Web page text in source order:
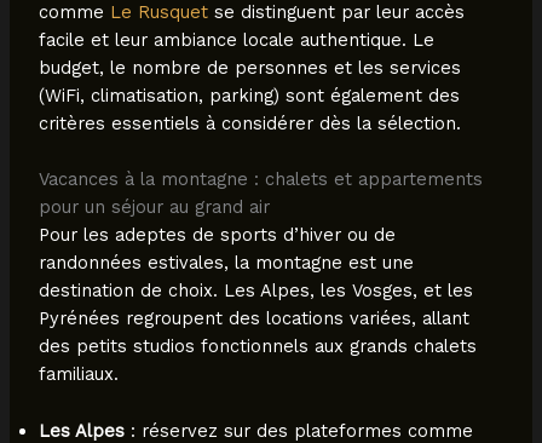
comme Le Rusquetse distinguent par leur accès
facile et leur ambiance locale authentique. Le
budget, le nombre de personnes et les services
(WiFi, climatisation, parking) sont également des
critères essentiels à considérer dès la sélection.
Vacances à la montagne : chalets et appartements
pour un séjour au grand air
Pour les adeptes de sports d’hiver ou de
randonnées estivales, la montagne est une
destination de choix. Les Alpes, les Vosges, et les
Pyrénées regroupent des locations variées, allant
des petits studios fonctionnels aux grands chalets
familiaux.
Les Alpes: réservez sur des plateformes comme